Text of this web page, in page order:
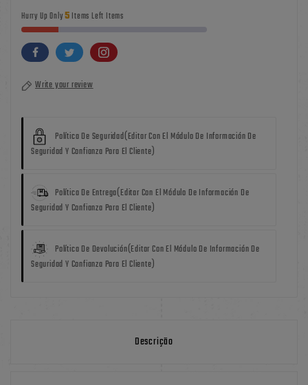
Hurry Up Only5 Items Left Items
Write your review
Política De Seguridad(editar Con El Módulo De Información De
Seguridad Y Confianza Para El Cliente)
Política De Entrega(editar Con El Módulo De Información De
Seguridad Y Confianza Para El Cliente)
Política De Devolución(editar Con El Módulo De Información De
Seguridad Y Confianza Para El Cliente)
Descrição